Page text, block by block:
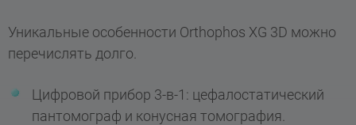
Уникальные особенности Orthophos XG 3D можно
перечислять долго.
Цифровой прибор 3-в-1: цефалостатический
пантомограф и конусная томография.